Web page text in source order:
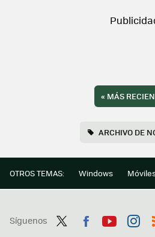
« MÁS
ARCHIVO DE
OTROS TEMAS: Windows
Síguenos